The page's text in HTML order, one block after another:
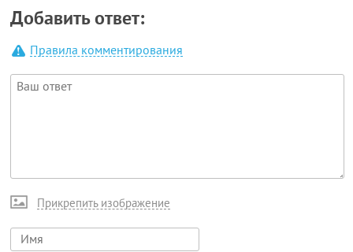
Добавить ответ:
Правила комментирования
Прикрепить изображение